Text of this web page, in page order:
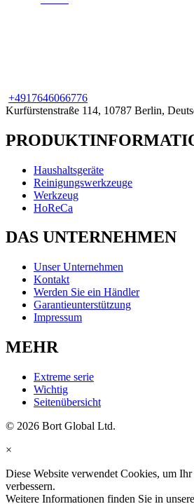
+4917646066776
Kurfürstenstraße 114, 10787 Berlin,
Haushaltsgeräte
Reinigungswerkzeuge
Werkzeug
HoReCa
DAS UNTERNEHMEN
Unser Unternehmen
Kontakt
Werden Sie ein Händler
Garantieunterstützung
Impressum
MEHR
Extreme serie
Wichtig
Seitenübersicht
© 2026 Bort Global Ltd.
×
Diese Website verwendet Cookies, um
verbessern.
Weitere Informationen finden Sie in